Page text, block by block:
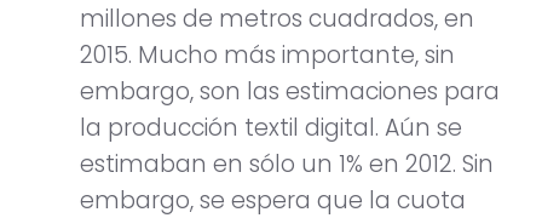
millones de metros cuadrados, en
2015. Mucho más importante, sin
embargo, son las estimaciones para
la producción textil digital. Aún se
estimaban en sólo un 1% en 2012. Sin
embargo, se espera que la cuota